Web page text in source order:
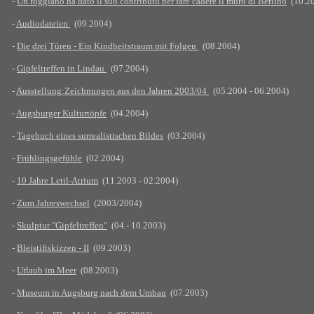
-Audiodateien (09.2004)
- Die drei Türen - Ein Kindheitstraum mit Folgen (08.2004)
- Gipfeltreffen in Lindau (07.2004)
-Ausstellung:Zeichnungen aus den Jahren 2003/04 (05.2004 - 06.2004)
-Augsburger Kulturtöpfe (04.2004)
- Tagebuch eines surrealistischen Bildes (03.2004)
- Frühlingsgefühle (02.2004)
- 10 Jahre Lettl-Atrium (11.2003 - 02.2004)
- Zum Jahreswechsel (2003/2004)
- Skulptur "Gipfeltreffen" (04.- 10.2003)
- Bleistiftskizzen - II (09.2003)
- Urlaub im Meer(08.2003)
- Museum in Augsburg nach dem Umbau (07.2003)